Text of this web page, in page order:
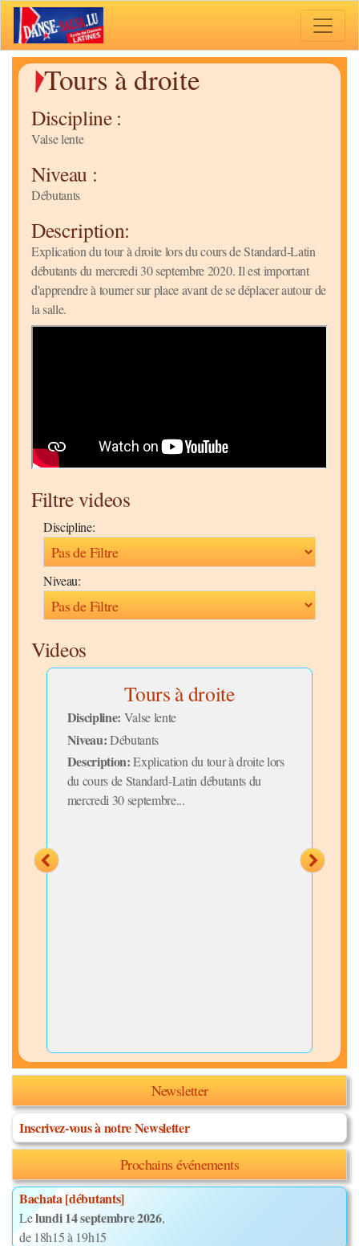
Tours à droite
Discipline :
Valse lente
Niveau :
Débutants
Description:
Explication du tour à droite lors du cours de Standard-Latin
débutants du mercredi 30 septembre 2020. Il est important
d'apprendre à tourner sur place avant de se déplacer autour de
la salle.
Filtre videos
Discipline:
Niveau:
Videos
Tours à droite
Discipline: Valse lente
Niveau:Débutants
Description:Explication du tour à droite lors
du cours de Standard-Latin débutants du
mercredi 30 septembre...
Newsletter
Inscrivez-vous à notre Newsletter
Prochains événements
Bachata [débutants]
Lelundi 14 septembre 2026,
de 18h15 à 19h15